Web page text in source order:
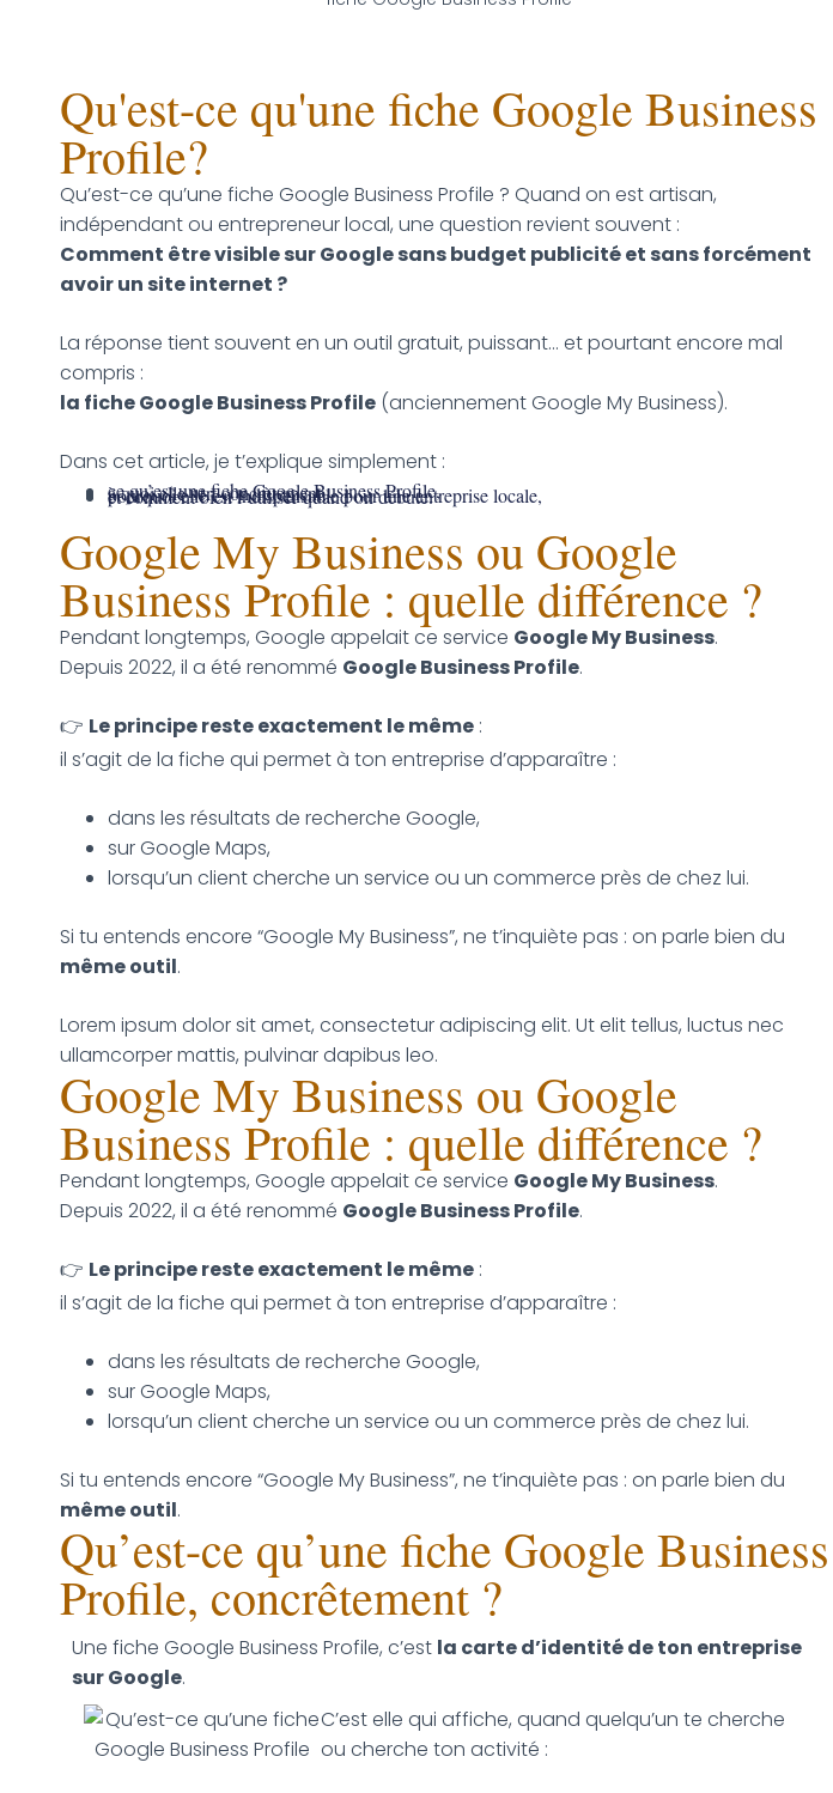
Qu'est-ce qu'une fiche Google Business
Profile?
Qu’est-ce qu’une fiche Google Business Profile ? Quand on est artisan,
indépendant ou entrepreneur local, une question revient souvent :
Comment être visible sur Google sans budget publicité et sans forcément
avoir un site internet ?
La réponse tient souvent en un outil gratuit, puissant… et pourtant encore mal
compris :
la fiche Google Business Profile (anciennement Google My Business).
Dans cet article, je t’explique simplement :
ce qu’est une fiche Google Business Profile,
à quoi elle sert concrètement,
pourquoi elle est indispensable pour une entreprise locale,
et comment bien l’utiliser quand on débute.
Google My Business ou Google
Business Profile : quelle différence ?
Pendant longtemps, Google appelait ce service Google My Business.
Depuis 2022, il a été renommé Google Business Profile.
👉 Le principe reste exactement le même :
il s’agit de la fiche qui permet à ton entreprise d’apparaître :
dans les résultats de recherche Google,
sur Google Maps,
lorsqu’un client cherche un service ou un commerce près de chez lui.
Si tu entends encore “Google My Business”, ne t’inquiète pas : on parle bien du
même outil.
Lorem ipsum dolor sit amet, consectetur adipiscing elit. Ut elit tellus, luctus nec
ullamcorper mattis, pulvinar dapibus leo.
Google My Business ou Google
Business Profile : quelle différence ?
Pendant longtemps, Google appelait ce service Google My Business.
Depuis 2022, il a été renommé Google Business Profile.
👉 Le principe reste exactement le même :
il s’agit de la fiche qui permet à ton entreprise d’apparaître :
dans les résultats de recherche Google,
sur Google Maps,
lorsqu’un client cherche un service ou un commerce près de chez lui.
Si tu entends encore “Google My Business”, ne t’inquiète pas : on parle bien du
même outil.
Qu’est-ce qu’une fiche Google Business
Profile, concrêtement ?
Une fiche Google Business Profile, c’est la carte d’identité de ton entreprise
sur Google.
C’est elle qui affiche, quand quelqu’un te cherche
ou cherche ton activité :